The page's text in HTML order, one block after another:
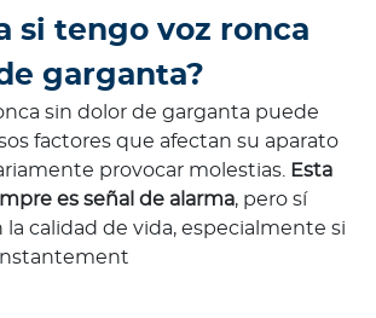
si tengo voz ronca
garganta?
sin dolor de garganta puede
factores que afectan su aparato
provocar molestias. Esta
es señal de alarma, pero sí
calidad de vida, especialmente si